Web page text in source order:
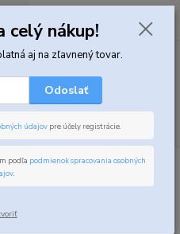
Hľadať
0,00 EUR
GH Booster Extreme 90kapsúl
celý nákup!
aj na zľavnený tovar.
Odoslať
údajov pre účely registrácie.
podľa podmienok spracovania osobných
.